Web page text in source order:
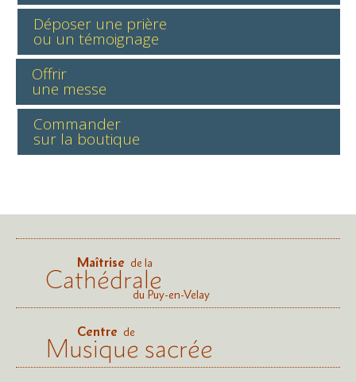
Déposer une prière
ou un témoignage
Offrir
une messe
Commander
sur la boutique
Maîtrise de la
Cathédraledu Puy-en-Velay
Centre de
Musique sacrée